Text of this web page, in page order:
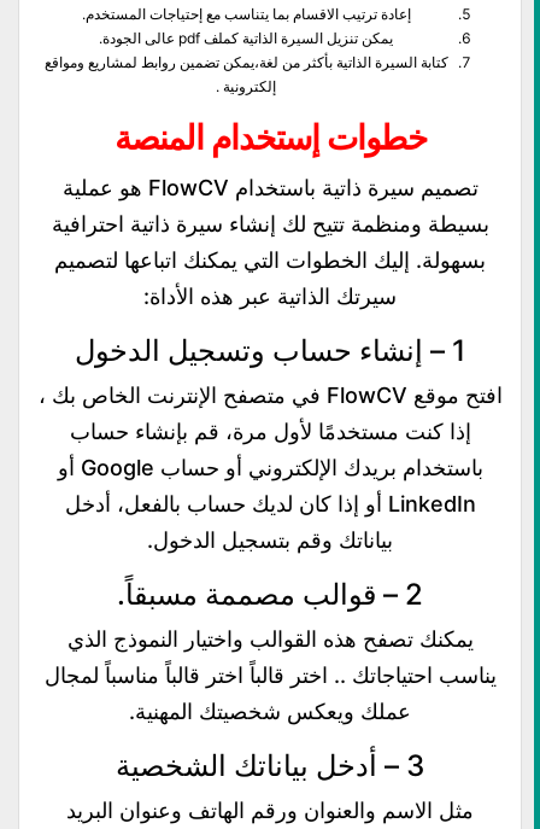
إعادة ترتيب الاقسام بما يتناسب مع إحتياجات المستخدم.
يمكن تنزيل السيرة الذاتية كملف pdf عالى الجودة.
كتابة السيرة الذاتية بأكثر من لغة،يمكن تضمين روابط لمشاريع ومواقع
إلكترونية .
خطوات إستخدام المنصة
تصميم سيرة ذاتية باستخدام FlowCV هو عملية
بسيطة ومنظمة تتيح لك إنشاء سيرة ذاتية احترافية
بسهولة. إليك الخطوات التي يمكنك اتباعها لتصميم
سيرتك الذاتية عبر هذه الأداة:
1 – إنشاء حساب وتسجيل الدخول
افتح موقع FlowCV في متصفح الإنترنت الخاص بك ،
إذا كنت مستخدمًا لأول مرة، قم بإنشاء حساب
باستخدام بريدك الإلكتروني أو حساب Google أو
LinkedIn أو إذا كان لديك حساب بالفعل، أدخل
بياناتك وقم بتسجيل الدخول.
2 – قوالب مصممة مسبقاً.
يمكنك تصفح هذه القوالب واختيار النموذج الذي
يناسب احتياجاتك .. اختر قالباً اختر قالباً مناسباً لمجال
عملك ويعكس شخصيتك المهنية.
3 – أدخل بياناتك الشخصية
مثل الاسم والعنوان ورقم الهاتف وعنوان البريد